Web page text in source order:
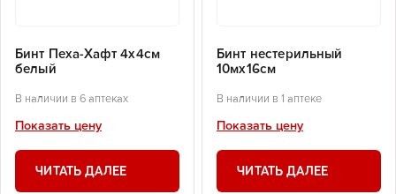
Бинт Пеха-Хафт 4х4см
белый
В наличии в 6 аптеках
Показать цену
ЧИТАТЬ ДАЛЕЕ
Бинт нестерильный
10мх16см
В наличии в 1 аптеке
Показать цену
ЧИТАТЬ ДАЛЕЕ